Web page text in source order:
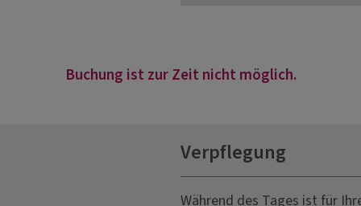
Buchung ist zur Zeit nicht möglich.
Verpflegung
Während des Tages ist für